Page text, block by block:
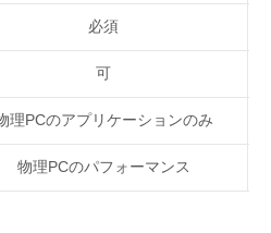
必須
可
理PCのアプリケーションのみ
物理PCのパフォーマンス